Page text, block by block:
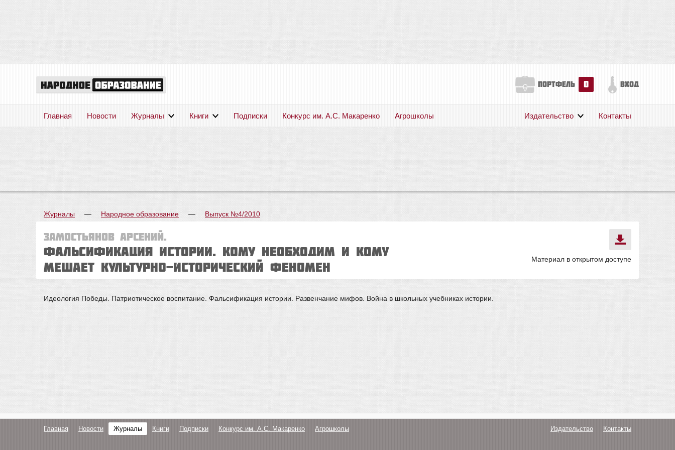
портфель 0 вход
Главная Новости Журналы Книги Подписки Конкурс им. А.С. Макаренко Агрошколы Издательство Контакты
Журналы — Народное образование — Выпуск №4/2010
Замостьянов Арсений.
Фальсификация истории. Кому необходим и кому
мешает культурно-исторический феномен
Материал в открытом доступе
Идеология Победы. Патриотическое воспитание. Фальсификация истории. Развенчание мифов. Война в школьных учебниках истории.
Главная Новости Журналы Книги Подписки Конкурс им. А.С. Макаренко Агрошколы Издательство Контакты